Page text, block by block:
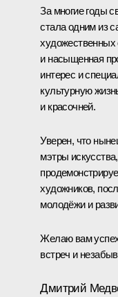
За многие годы
стала одним из
художественных
и насыщенная
интерес и
культурную
и красочней.
Уверен, что
мэтры
художников,
молодёжи и
Желаю вам
встреч и
Дмитрий